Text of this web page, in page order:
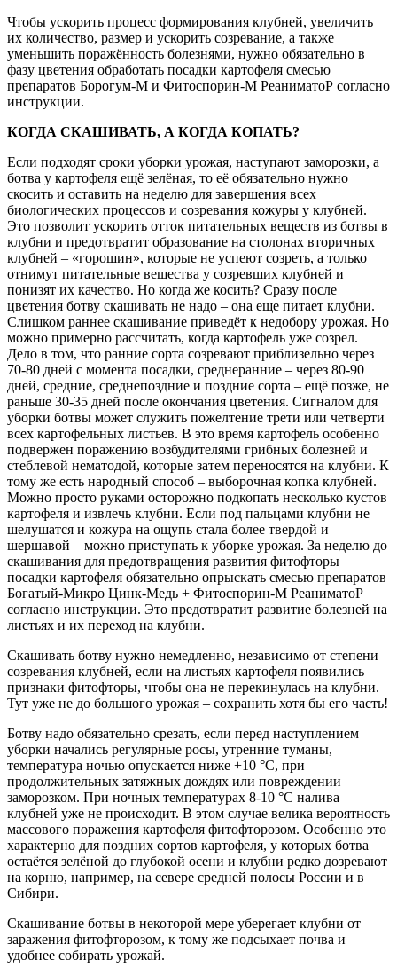
Чтобы ускорить процесс формирования клубней, увеличить
их количество, размер и ускорить созревание, а также
уменьшить поражённость болезнями, нужно обязательно в
фазу цветения обработать посадки картофеля смесью
препаратов Борогум-М и Фитоспорин-М РеаниматоР согласно
инструкции.
КОГДА СКАШИВАТЬ, А КОГДА КОПАТЬ?
Если подходят сроки уборки урожая, наступают заморозки, а
ботва у картофеля ещё зелёная, то её обязательно нужно
скосить и оставить на неделю для завершения всех
биологических процессов и созревания кожуры у клубней.
Это позволит ускорить отток питательных веществ из ботвы в
клубни и предотвратит образование на столонах вторичных
клубней – «горошин», которые не успеют созреть, а только
отнимут питательные вещества у созревших клубней и
понизят их качество. Но когда же косить? Сразу после
цветения ботву скашивать не надо – она еще питает клубни.
Слишком раннее скашивание приведёт к недобору урожая. Но
можно примерно рассчитать, когда картофель уже созрел.
Дело в том, что ранние сорта созревают приблизельно через
70-80 дней с момента посадки, среднеранние – через 80-90
дней, средние, среднепоздние и поздние сорта – ещё позже, не
раньше 30-35 дней после окончания цветения. Сигналом для
уборки ботвы может служить пожелтение трети или четверти
всех картофельных листьев. В это время картофель особенно
подвержен поражению возбудителями грибных болезней и
стеблевой нематодой, которые затем переносятся на клубни. К
тому же есть народный способ – выборочная копка клубней.
Можно просто руками осторожно подкопать несколько кустов
картофеля и извлечь клубни. Если под пальцами клубни не
шелушатся и кожура на ощупь стала более твердой и
шершавой – можно приступать к уборке урожая. За неделю до
скашивания для предотвращения развития фитофторы
посадки картофеля обязательно опрыскать смесью препаратов
Богатый-Микро Цинк-Медь + Фитоспорин-М РеаниматоР
согласно инструкции. Это предотвратит развитие болезней на
листьях и их переход на клубни.
Скашивать ботву нужно немедленно, независимо от степени
созревания клубней, если на листьях картофеля появились
признаки фитофторы, чтобы она не перекинулась на клубни.
Тут уже не до большого урожая – сохранить хотя бы его часть!
Ботву надо обязательно срезать, если перед наступлением
уборки начались регулярные росы, утренние туманы,
температура ночью опускается ниже +10 °С, при
продолжительных затяжных дождях или повреждении
заморозком. При ночных температурах 8-10 °С налива
клубней уже не происходит. В этом случае велика вероятность
массового поражения картофеля фитофторозом. Особенно это
характерно для поздних сортов картофеля, у которых ботва
остаётся зелёной до глубокой осени и клубни редко дозревают
на корню, например, на севере средней полосы России и в
Сибири.
Скашивание ботвы в некоторой мере уберегает клубни от
заражения фитофторозом, к тому же подсыхает почва и
удобнее собирать урожай.